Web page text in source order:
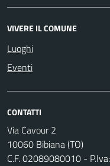
VIVERE IL COMUNE
Luoghi
Eventi
CONTATTI
Via Cavour 2
10060 Bibiana (TO)
C.F. 02089080010 -